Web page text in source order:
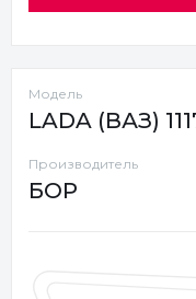
Модель
LADA (ВАЗ)
Производитель
БОР